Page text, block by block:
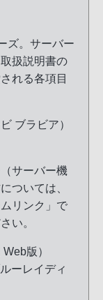
ズ。サーバー
扱説明書の
れる各項目
ブラビア）
サーバー機
ついては、
リンク」で
い。
版）
ーレイディ